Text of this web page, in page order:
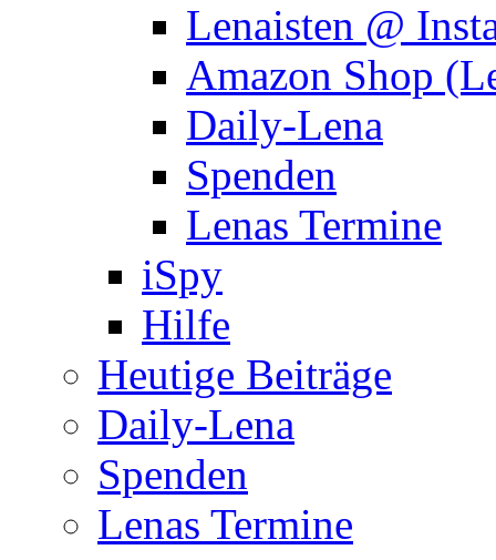
Lenaisten @
Amazon Shop
Daily-Lena
Spenden
Lenas Termine
iSpy
Hilfe
Heutige Beiträge
Daily-Lena
Spenden
Lenas Termine